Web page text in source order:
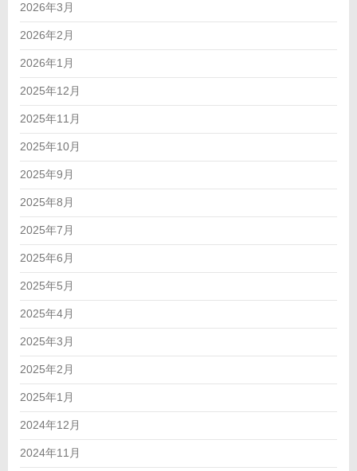
2026年3月
2026年2月
2026年1月
2025年12月
2025年11月
2025年10月
2025年9月
2025年8月
2025年7月
2025年6月
2025年5月
2025年4月
2025年3月
2025年2月
2025年1月
2024年12月
2024年11月